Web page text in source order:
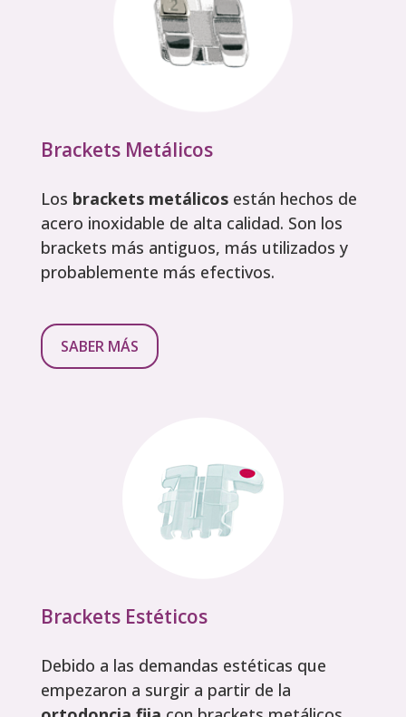
Brackets Metálicos
Los brackets metálicosestán hechos de
acero inoxidable de alta calidad. Son los
brackets más antiguos, más utilizados y
probablemente más efectivos.
SABER MÁS
Brackets Estéticos
Debido a las demandas estéticas que
empezaron a surgir a partir de la